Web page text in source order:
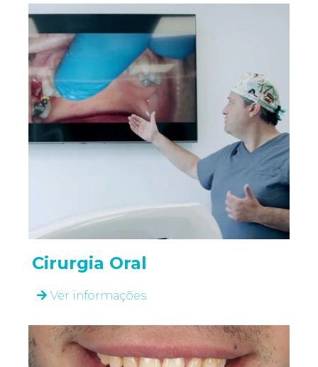
Cirurgia Oral
Ver informações